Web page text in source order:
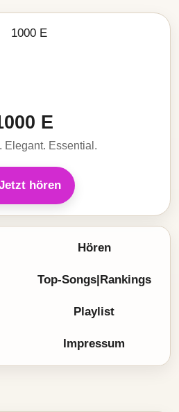
E
Elegant. Essential.
hören
Hören
Top-Songs|Rankings
Playlist
Impressum